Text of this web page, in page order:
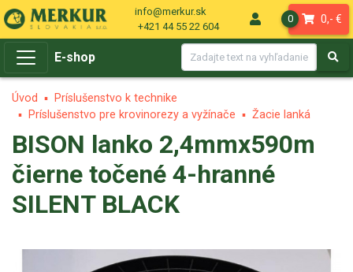
info@merkur.sk
+421 44 55 22 604
0 0,- €
E-shop
Úvod
Príslušenstvo k technike
Príslušenstvo pre krovinorezy a vyžínače
Žacie lanká
BISON lanko 2,4mmx590m
čierne točené 4-hranné
SILENT BLACK